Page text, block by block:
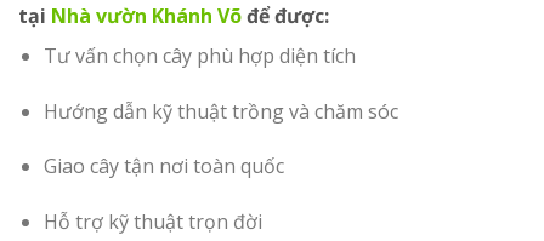
tại Nhà vườn Khánh Võđể được:
Tư vấn chọn cây phù hợp diện tích
Hướng dẫn kỹ thuật trồng và chăm sóc
Giao cây tận nơi toàn quốc
Hỗ trợ kỹ thuật trọn đời